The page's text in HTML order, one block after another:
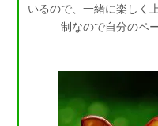
いるので、一緒に楽しく
制なので自分のペ